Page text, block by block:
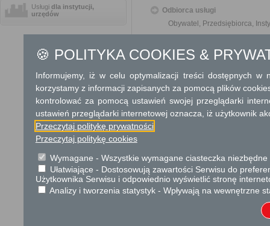
Usługi dla instytucji,
urzędów
Odbiorca usługi
Obywatel, Przedsiębiorca,
O sposobie rozpatrzenia
Informacja
Tel: 25 63 267 07, Fax: 25 63
Dodatkowe
Tryb odwoławczy
Brak
🍪 POLITYKA COOKIES &
Informujemy, iż w celu optymalizacji treści dostępnych w
korzystamy z informacji zapisanych za pomocą plików
kontrolować za pomocą ustawień swojej przeglądarki
ustawień przeglądarki internetowej oznacza, iż użytkownik
Przeczytaj politykę prywatności
Przeczytaj politykę cookies
Wymagane - Wszystkie wymagane ciasteczka
Ułatwiające - Dostosowują zawartości Serwisu do
Użytkownika Serwisu i odpowiednio wyświetlić stronę
Analizy i tworzenia statystyk - Wpływają na wewnętrzne